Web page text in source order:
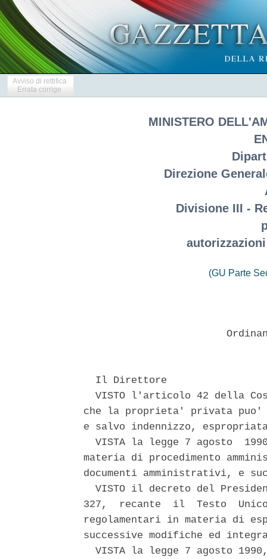
Avviso di rettifica
Errata corrige
MINISTERO
Direzione
Divisione III -
(GU Parte
  Il Direttore
VISTO l'articolo 42 della
che la proprieta' privata
e salvo indennizzo,
VISTA la legge 7 agosto
materia di procedimento
documenti amministrativi, e
VISTO il decreto del
327,  recante  il  Testo
regolamentari in materia di
successive modifiche ed
VISTA la legge 7 agosto